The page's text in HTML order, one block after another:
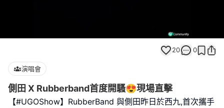
66.67%
20 0
演唱會
側田 X Rubberband首度開騷😍現場直擊
【#UGOShow】RubberBand 與側田昨日於西九,首次攜手